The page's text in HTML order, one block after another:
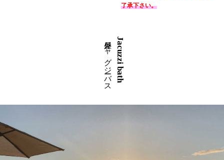
了承下さい。
Jacuzzi bath
屋外ジャグジーバス